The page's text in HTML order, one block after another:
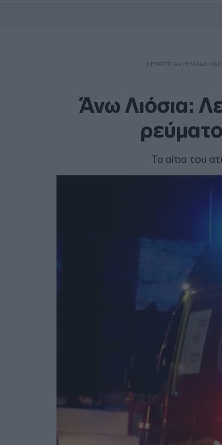
DEBATER.GR / ΕΛΛΑΔΑ/ΆΝΩ
Άνω Λιόσια:
Τα αίτια του